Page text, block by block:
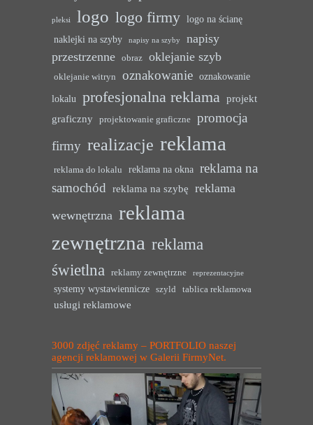
pleksi logo logo firmy logo na ścianę
naklejki na szyby
napisy na szyby
napisy
przestrzenne
obraz oklejanie szyb
oklejanie witryn oznakowanie oznakowanie
lokalu profesjonalna reklama projekt
graficzny
projektowanie graficzne
promocja
firmy realizacje reklama
reklama do lokalu reklama na okna reklama na
samochód reklama na szybę reklama
wewnętrzna reklama
zewnętrzna reklama
świetlna
reklamy zewnętrzne reprezentacyjne
systemy wystawiennicze szyld tablica reklamowa
usługi reklamowe
3000 zdjęć reklamy – PORTFOLIO naszej
agencji reklamowej w Galerii FirmyNet.